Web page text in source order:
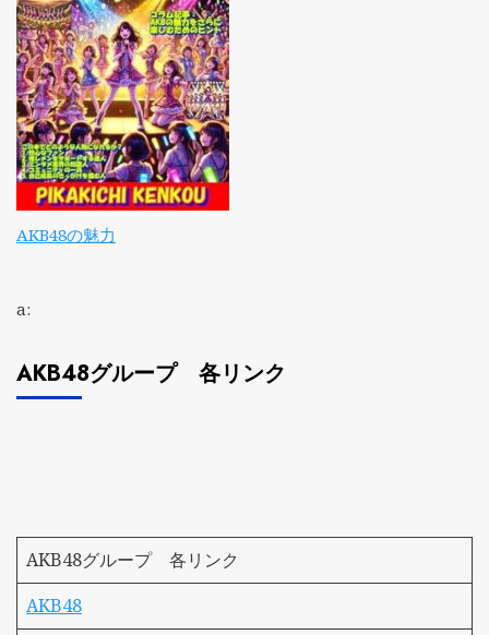
AKB48の魅力
a:
AKB48グループ 各リンク
AKB48グループ 各リンク
AKB48